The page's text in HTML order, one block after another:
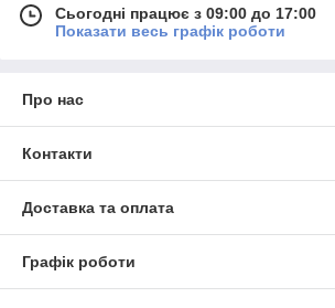
Сьогодні працює з 09:00 до 17:00
Показати весь графік роботи
Про нас
Контакти
Доставка та оплата
Графік роботи